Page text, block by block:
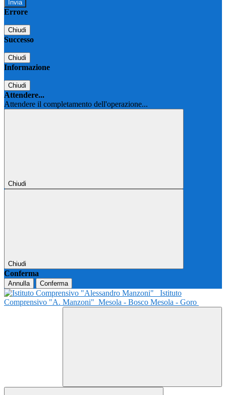
Errore
Chiudi
Successo
Chiudi
Informazione
Chiudi
Attendere...
Attendere il completamento dell'operazione...
Chiudi
Chiudi
Conferma
Annulla Conferma
Istituto
Comprensivo "A. Manzoni" Mesola - Bosco Mesola - Goro